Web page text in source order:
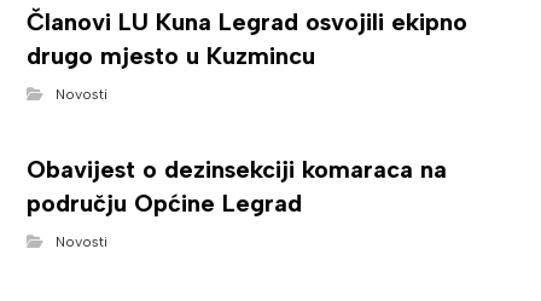
Članovi LU Kuna Legrad osvojili ekipno
drugo mjesto u Kuzmincu
Novosti
Obavijest o dezinsekciji komaraca na
području Općine Legrad
Novosti